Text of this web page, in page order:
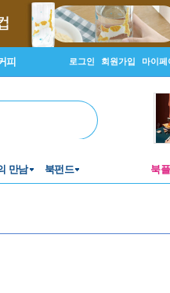
피 로그인 회원가입 마이페
만남 북펀드 북플